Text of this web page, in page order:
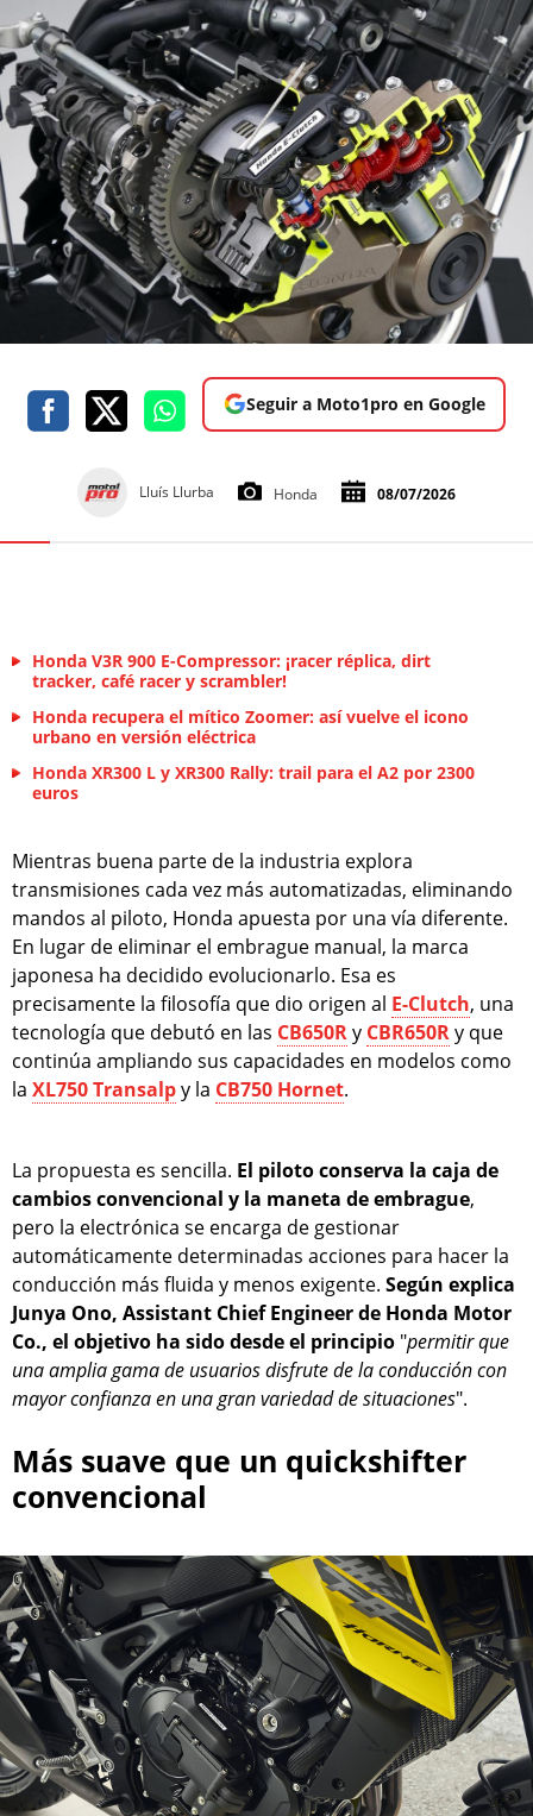
Seguir a Moto1pro en Google
Lluís Llurba Honda 08/07/2026
Honda V3R 900 E-Compressor: ¡racer réplica, dirt
tracker, café racer y scrambler!
Honda recupera el mítico Zoomer: así vuelve el icono
urbano en versión eléctrica
Honda XR300 L y XR300 Rally: trail para el A2 por 2300
euros
Mientras buena parte de la industria explora
transmisiones cada vez más automatizadas, eliminando
mandos al piloto, Honda apuesta por una vía diferente.
En lugar de eliminar el embrague manual, la marca
japonesa ha decidido evolucionarlo. Esa es
precisamente la filosofía que dio origen al E-Clutch, una
tecnología que debutó en las CB650Ry CBR650Ry que
continúa ampliando sus capacidades en modelos como
la XL750 Transalpy la CB750 Hornet.
La propuesta es sencilla. El piloto conserva la caja de
cambios convencional y la maneta de embrague,
pero la electrónica se encarga de gestionar
automáticamente determinadas acciones para hacer la
conducción más fluida y menos exigente. Según explica
Junya Ono, Assistant Chief Engineer de Honda Motor
Co., el objetivo ha sido desde el principio "permitir que
una amplia gama de usuarios disfrute de la conducción con
mayor confianza en una gran variedad de situaciones".
Más suave que un quickshifter
convencional